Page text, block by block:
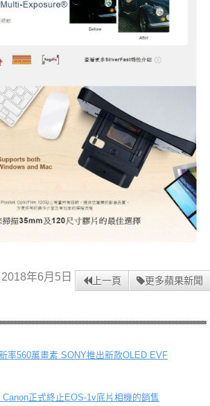
年6月5日 上一頁 更多蘋果新聞
率560萬畫素 SONY推出新款OLED EVF
Canon正式終止EOS-1v底片相機的銷售